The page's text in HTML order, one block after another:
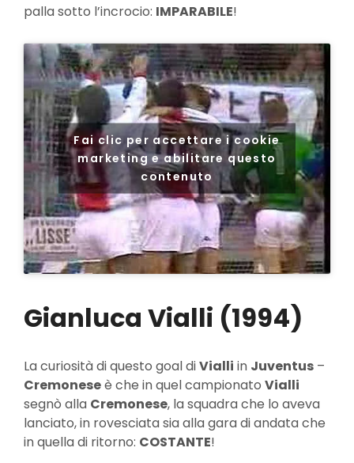
palla sotto l’incrocio: IMPARABILE!
Fai clic per accettare i cookie
marketing e abilitare questo
contenuto
Gianluca Vialli (1994)
La curiosità di questo goal diVialli in Juventus –
Cremoneseè che in quel campionato Vialli
segnò alla Cremonese, la squadra che lo aveva
lanciato, in rovesciata sia alla gara di andata che
in quella di ritorno: COSTANTE!